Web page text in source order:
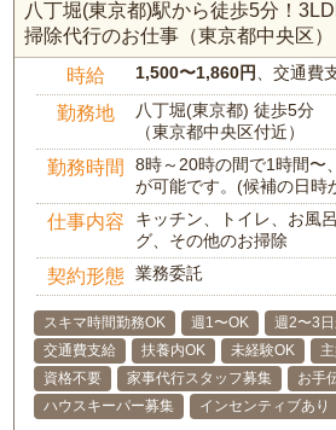
八丁堀(東京都)駅から徒歩5分！
掃除代行のお仕事（東京都中央区）
時給 1,500〜1,860円、交通費
勤務地
八丁堀(東京都) 徒歩5分
（東京都中央区付近）
勤務時間
8時～20時の間で1時間〜
が可能です。(候補の日時
仕事内容
キッチン、トイレ、お風
グ、その他のお掃除
契約形態 業務委託
スキマ時間勤務OK 週1〜OK 週2〜3
交通費支給
扶養内OK 未経験OK
資格不要
家事代行スタッフ募集
お手
ハウスキーパー募集
インセンティブあり